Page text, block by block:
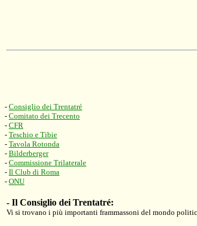
- Consiglio dei Trentatré
- Comitato dei Trecento
- CFR
- Teschio e Tibie
- Tavola Rotonda
- Bilderberger
- Commissione Trilaterale
- Il Club di Roma
- ONU
- Il Consiglio dei Trentatré:
Vi si trovano i più importanti frammassoni del mondo